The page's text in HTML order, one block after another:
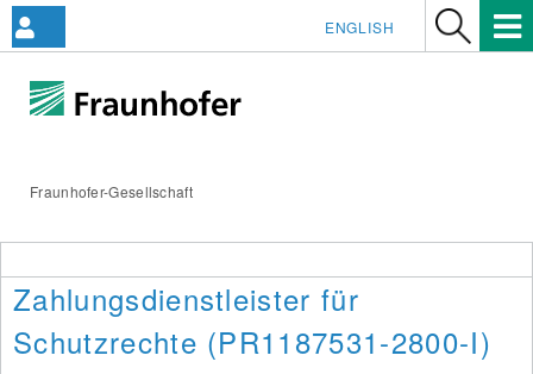
Fraunhofer-Gesellschaft
ENGLISH
Zahlungsdienstleister für
Schutzrechte (PR1187531-2800-I)